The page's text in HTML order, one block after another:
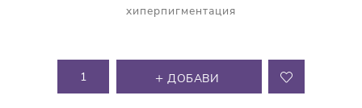
хиперпигментация
ДОБАВИ